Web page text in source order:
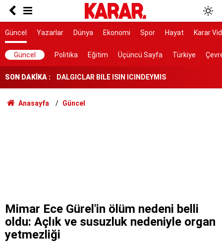
Güncel Yazarlar Dünya Ekonomi Spor Hayat Karar
Güncel Politika Eğitim Üçüncü Sayfa Türkiye
SON DAKİKA :
Poyraz lezzetine lezzet katıyor!
Herkes Çeşme'ye akın ederken onlar burayı
keşfetti: İzmir'de 'Böyle bir yer hâlâ var mı?'
DALGICLAR BILE ISIN ICINDEYMIS
AK Parti ile fark 4 puanı aştı
buruk
mont arıyor
Anasayfa Güncel
Mimar Ece Gürel'in ölüm nedeni belli
oldu: Açlık ve susuzluk nedeniyle organ
yetmezliği